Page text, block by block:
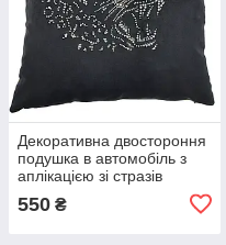
Декоративна двостороння
подушка в автомобіль з
аплікацією зі стразів
550 ₴